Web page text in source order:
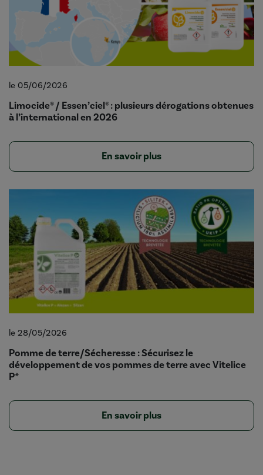
le 05/06/2026
Limocide® / Essen’ciel® : plusieurs dérogations obtenues
à l’international en 2026
En savoir plus
le 28/05/2026
Pomme de terre/Sécheresse : Sécurisez le
développement de vos pommes de terre avec Vitelice
P*
En savoir plus